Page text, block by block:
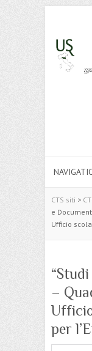
CTS siti >
e
Ufficio
–
per